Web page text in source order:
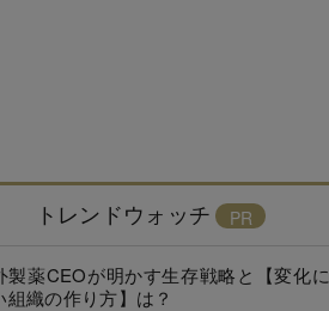
トレンドウォッチ
製薬CEOが明かす生存戦略と【変化に
組織の作り方】は？